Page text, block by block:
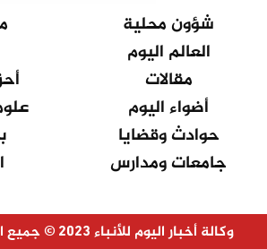
شؤون محلية
العالم اليوم
مقالات
أضواء اليوم
حوادث وقضايا
جامعات ومدارس
وكالة أخبار اليوم للأنباء 2023 © جميع الحقوق محفوظة.